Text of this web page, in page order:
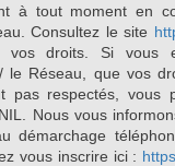
à tout moment en
Consultez le site
vos droits. Si vous
le Réseau, que vos
pas respectés, vous
Nous vous
démarchage
vous inscrire ici :